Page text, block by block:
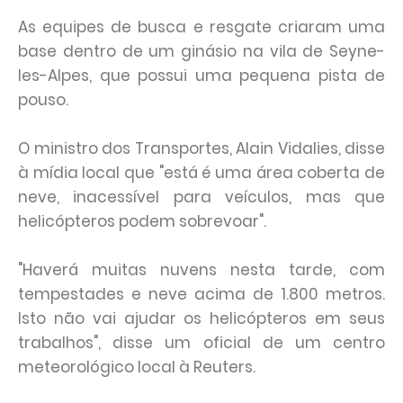
As equipes de busca e resgate criaram uma
base dentro de um ginásio na vila de Seyne-
les-Alpes, que possui uma pequena pista de
pouso.
O ministro dos Transportes, Alain Vidalies, disse
à mídia local que "está é uma área coberta de
neve, inacessível para veículos, mas que
helicópteros podem sobrevoar".
"Haverá muitas nuvens nesta tarde, com
tempestades e neve acima de 1.800 metros.
Isto não vai ajudar os helicópteros em seus
trabalhos", disse um oficial de um centro
meteorológico local à Reuters.